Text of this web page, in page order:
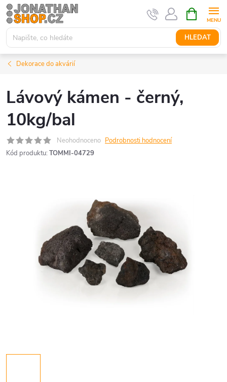
Přejít
na
obsah
HLEDAT
NÁKUPNÍ
KOŠÍK
Dekorace do akvárií
Lávový kámen - černý,
10kg/bal
Neohodnoceno Podrobnosti hodnocení
Kód produktu: TOMMI-04729